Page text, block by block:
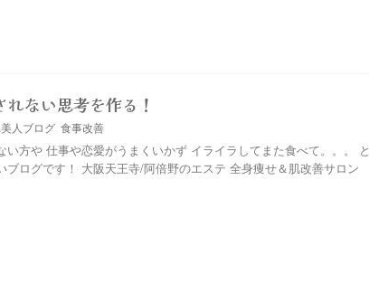
ない思考を作る！
人ブログ 食事改善
い方や 仕事や恋愛がうまくいかず イライラしてまた食べて。。。 と
ブログです！ 大阪天王寺/阿倍野のエステ 全身痩せ＆肌改善サロン